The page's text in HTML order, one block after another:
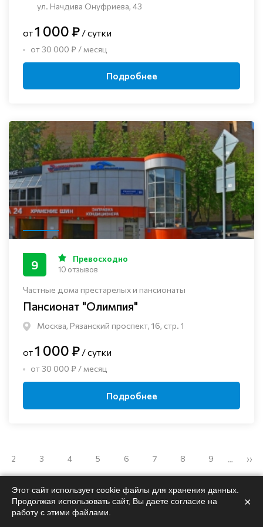
ул. Начдива Онуфриева, 43
от1 000 ₽ / сутки
от 30 000 ₽ / месяц
Подробнее
Частные дома престарелых и пансионаты
Пансионат "Олимпия"
Москва, Рязанский проспект, 16, стр. 1
9 Превосходно
10 отзывов
от1 000 ₽ / сутки
от 30 000 ₽ / месяц
Подробнее
2 3 4 5 6 7 8 9 … ››
Этот сайт использует cookie файлы для хранения данных.
Продолжая использовать сайт, Вы даете согласие на
работу с этими файлами.
×